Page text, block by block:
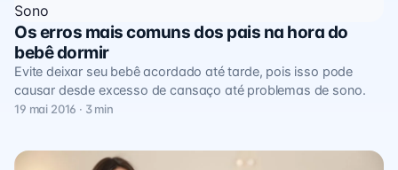
Sono
Os erros mais comuns dos pais na hora do
bebê dormir
Evite deixar seu bebê acordado até tarde, pois isso pode
causar desde excesso de cansaço até problemas de sono.
19 mai 2016 · 3 min